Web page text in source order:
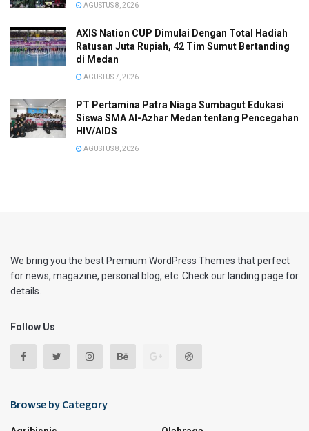
AGUSTUS 8, 2026
AXIS Nation CUP Dimulai Dengan Total Hadiah
Ratusan Juta Rupiah, 42 Tim Sumut Bertanding
di Medan
AGUSTUS 7, 2026
PT Pertamina Patra Niaga Sumbagut Edukasi
Siswa SMA Al-Azhar Medan tentang Pencegahan
HIV/AIDS
AGUSTUS 8, 2026
We bring you the best Premium WordPress Themes that perfect
for news, magazine, personal blog, etc. Check our landing page for
details.
Follow Us
Browse by Category